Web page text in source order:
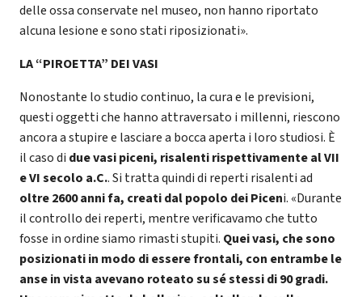
delle ossa conservate nel museo, non hanno riportato
alcuna lesione e sono stati riposizionati».
LA “PIROETTA” DEI VASI
Nonostante lo studio continuo, la cura e le previsioni,
questi oggetti che hanno attraversato i millenni, riescono
ancora a stupire e lasciare a bocca aperta i loro studiosi. È
il caso di due vasi piceni, risalenti rispettivamente al VII
e VI secolo a.C.. Si tratta quindi di reperti risalenti ad
oltre 2600 anni fa, creati dal popolo dei Piceni. «Durante
il controllo dei reperti, mentre verificavamo che tutto
fosse in ordine siamo rimasti stupiti. Quei vasi, che sono
posizionati in modo di essere frontali, con entrambe le
anse in vista avevano roteato su sé stessi di 90 gradi.